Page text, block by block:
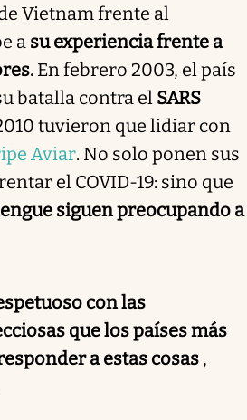
Vietnam frente al
a su experiencia frente a
En febrero 2003, el país
batalla contra el SARS
tuvieron que lidiar con
Aviar. No solo ponen sus
el COVID-19: sino que
siguen preocupando a
con las
que los países más
a estas cosas ,